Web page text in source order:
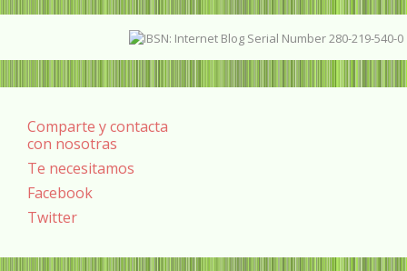
Comparte y contacta
con nosotras
Te necesitamos
Facebook
Twitter